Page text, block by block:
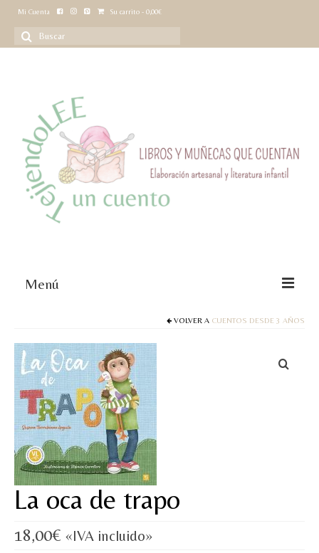
Mi Cuenta Su carrito - 0,00€
Buscar
por:
Menú
Juegos y puzles
Materiales de juego
Artesanía Waldorf
Hecho a mano
Tote bag
Papelería
TIENDA
VOLVER A CUENTOS DESDE 3 AÑOS
La oca de trapo
18,00€ «IVA incluido»